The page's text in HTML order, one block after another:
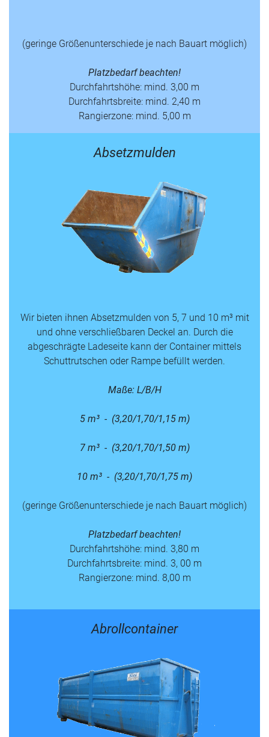
(geringe Größenunterschiede je nach Bauart möglich)
Platzbedarf beachten!
Durchfahrtshöhe: mind. 3,00 m
Durchfahrtsbreite: mind. 2,40 m
Rangierzone: mind. 5,00 m
Absetzmulden
Wir bieten ihnen Absetzmulden von 5, 7 und 10 m³ mit
und ohne verschließbaren Deckel an. Durch die
abgeschrägte Ladeseite kann der Container mittels
Schuttrutschen oder Rampe befüllt werden.
Maße: L/B/H
5 m³ - (3,20/1,70/1,15 m)
7 m³ - (3,20/1,70/1,50 m)
10 m³ - (3,20/1,70/1,75 m)
(geringe Größenunterschiede je nach Bauart möglich)
Platzbedarf beachten!
Durchfahrtshöhe: mind. 3,80 m
Durchfahrtsbreite: mind. 3, 00 m
Rangierzone: mind. 8,00 m
Abrollcontainer